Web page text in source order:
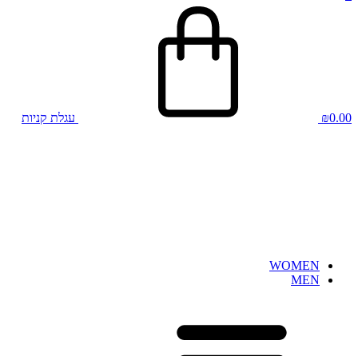
₪0.00 עגלת קניות
WOMEN
MEN